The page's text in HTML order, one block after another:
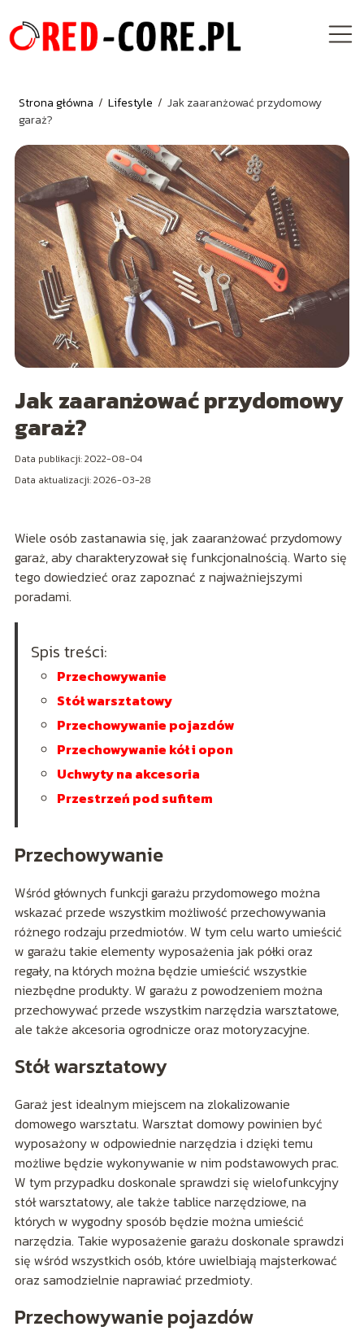
Strona główna / Lifestyle / Jak zaaranżować przydomowy
garaż?
Jak zaaranżować przydomowy
garaż?
Data publikacji: 2022-08-04
Data aktualizacji: 2026-03-28
Wiele osób zastanawia się, jak zaaranżować przydomowy
garaż, aby charakteryzował się funkcjonalnością. Warto się
tego dowiedzieć oraz zapoznać z najważniejszymi
poradami.
Spis treści:
Przechowywanie
Stół warsztatowy
Przechowywanie pojazdów
Przechowywanie kół i opon
Uchwyty na akcesoria
Przestrzeń pod sufitem
Przechowywanie
Wśród głównych funkcji garażu przydomowego można
wskazać przede wszystkim możliwość przechowywania
różnego rodzaju przedmiotów. W tym celu warto umieścić
w garażu takie elementy wyposażenia jak półki oraz
regały, na których można będzie umieścić wszystkie
niezbędne produkty. W garażu z powodzeniem można
przechowywać przede wszystkim narzędzia warsztatowe,
ale także akcesoria ogrodnicze oraz motoryzacyjne.
Stół warsztatowy
Garaż jest idealnym miejscem na zlokalizowanie
domowego warsztatu. Warsztat domowy powinien być
wyposażony w odpowiednie narzędzia i dzięki temu
możliwe będzie wykonywanie w nim podstawowych prac.
W tym przypadku doskonale sprawdzi się wielofunkcyjny
stół warsztatowy, ale także tablice narzędziowe, na
których w wygodny sposób będzie można umieścić
narzędzia. Takie wyposażenie garażu doskonale sprawdzi
się wśród wszystkich osób, które uwielbiają majsterkować
oraz samodzielnie naprawiać przedmioty.
Przechowywanie pojazdów